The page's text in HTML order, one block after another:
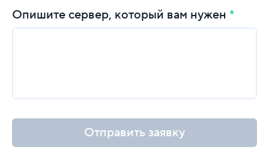
Опишите сервер, который вам нужен
Отправить заявку